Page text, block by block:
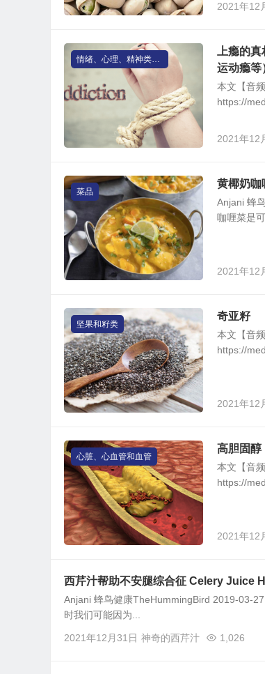
2021年12
情绪、心理、精神类问题、睡眠问题
上瘾的
运动瘾等
本文【
https://
2021年12
菜品
黄椰奶
Anjani 蜂
咖喱菜是
2021年12
坚果和籽类
奇亚籽
本文【
https://
2021年12
心脏、心血管和血管
高胆固醇
本文【
https://
2021年12
西芹汁帮助不安腿综合征 Celery Juice
Anjani 蜂鸟健康TheHummingBird 2019-03-
时我们可能因为...
2021年12月31日 神奇的西芹汁 1,026